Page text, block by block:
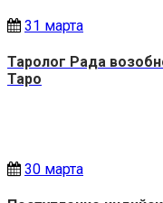
31 марта
Таролог Рада
Таро
30 марта